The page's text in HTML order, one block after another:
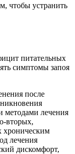
чтобы устранить
питательных
симптомы запоя
после
методами лечения
вторых,
хроническим
лечения
дискомфорт,